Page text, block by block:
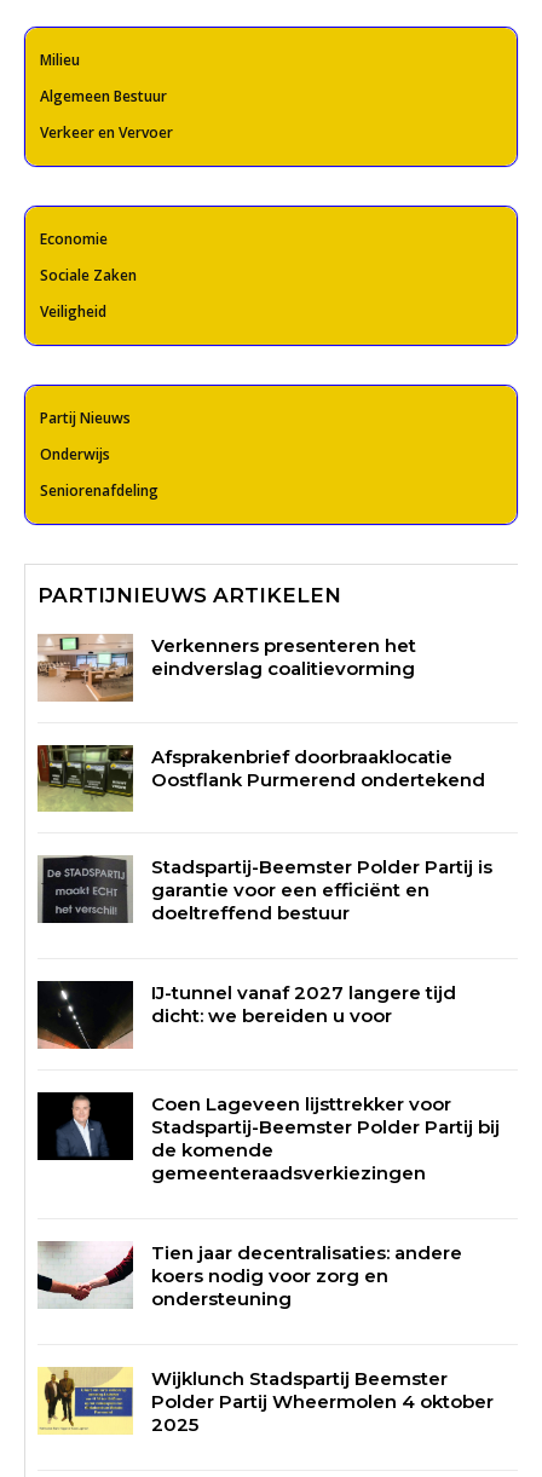
Milieu
Algemeen Bestuur
Verkeer en Vervoer
Economie
Sociale Zaken
Veiligheid
Partij Nieuws
Onderwijs
Seniorenafdeling
PARTIJNIEUWS ARTIKELEN
Verkenners presenteren het
eindverslag coalitievorming
Afsprakenbrief doorbraaklocatie
Oostflank Purmerend ondertekend
Stadspartij-Beemster Polder Partij is
garantie voor een efficiënt en
doeltreffend bestuur
IJ-tunnel vanaf 2027 langere tijd
dicht: we bereiden u voor
Coen Lageveen lijsttrekker voor
Stadspartij-Beemster Polder Partij bij
de komende
gemeenteraadsverkiezingen
Tien jaar decentralisaties: andere
koers nodig voor zorg en
ondersteuning
Wijklunch Stadspartij Beemster
Polder Partij Wheermolen 4 oktober
2025